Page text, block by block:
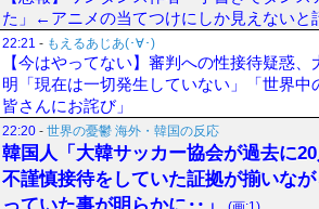
た」←アニメの当てつけにしか見えないと
22:21 - もえるあじあ(･∀･)
【今はやってない】審判への性接待疑惑
明「現在は一切発生していない」「世界中
皆さんにお詫び」
22:20 - 世界の憂鬱 海外・韓国の反応
韓国人「大韓サッカー協会が過去に
不謹慎接待をしていた証拠が揃いな